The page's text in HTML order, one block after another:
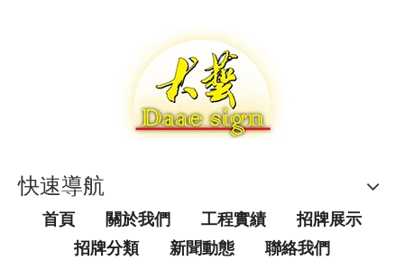
快速導航
首頁 關於我們 工程實績
招牌展示
招牌分類
新聞動態 聯絡我們